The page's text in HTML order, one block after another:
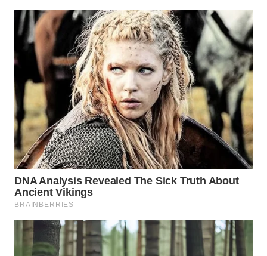
WN
SIMALUNGUN
WN
LABUHANBATU
WN
TAPANULI
TENGAH
WN DELI
SERDANG
TEBING
TINGGI